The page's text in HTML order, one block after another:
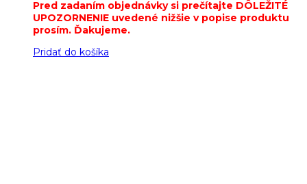
Pred zadaním objednávky si prečítajte DÔLEŽITÉ
UPOZORNENIE uvedené nižšie v popise produktu
prosím. Ďakujeme.
Pridať do košíka